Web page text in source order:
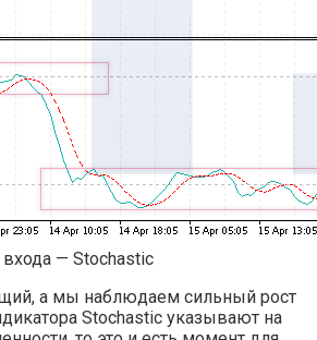
— Stochastic
а мы наблюдаем сильный рост
Stochastic указывают на